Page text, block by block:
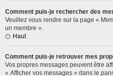
Comment puis-je rechercher des
Veuillez vous rendre sur la page «
un membre ».
Haut
Comment puis-je retrouver mes
Vos propres messages peuvent être
« Afficher vos messages » dans le